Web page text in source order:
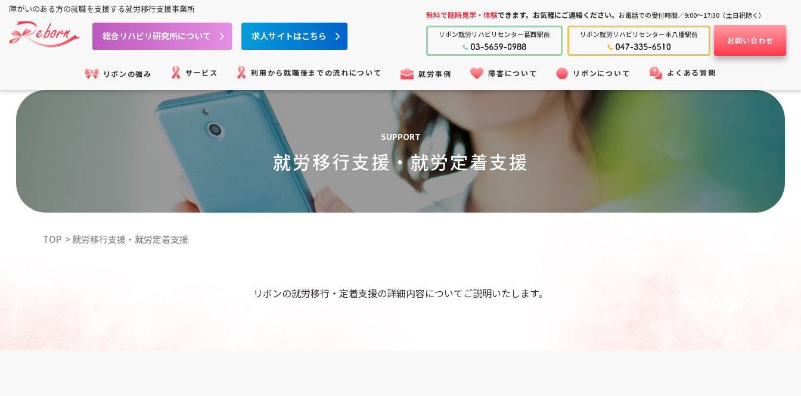
障がいのある方の就職を支援する就労移行支援事業所
総合リハビリ研究所について 求人サイトはこちら
無料で随時見学・体験できます。お気軽にご連絡ください。お電話での受付時間／9:00～17:30（土日祝除く）
リボン就労リハビリセンター葛西駅前 リボン就労リハビリセンター本八幡駅前
お問い合わせ
リボンの強み サービス 利用から就職後までの流れについて 就労事例 障害について リボンについて よくある質問
SUPPORT
就労移行支援・就労定着支援
TOP 就労移行支援・就労定着支援
リボンの就労移行・定着支援の詳細内容についてご説明いたします。